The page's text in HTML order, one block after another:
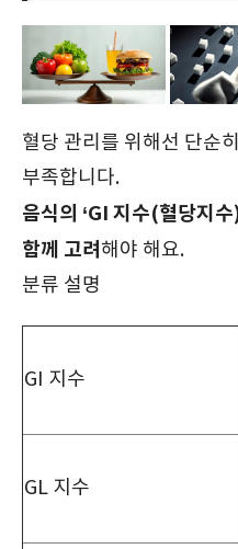
혈당 관리를 위해선 단순
부족합니다.
음식의 ‘GI 지수(혈당지
함께 고려 해야 해요.
분류 설명
GI 지수
GL 지수